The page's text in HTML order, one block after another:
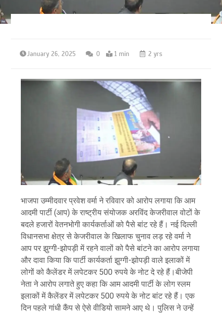
January 26, 2025 0 1 min 2 yrs
भाजपा उम्मीदवार प्रवेश वर्मा ने रविवार को आरोप लगाया कि आम
आदमी पार्टी (आप) के राष्ट्रीय संयोजक अरविंद केजरीवाल वोटों के
बदले हजारों वेतनभोगी कार्यकर्ताओं को पैसे बांट रहे हैं। नई दिल्ली
विधानसभा क्षेत्र से केजरीवाल के खिलाफ चुनाव लड़ रहे वर्मा ने
आप पर झुग्गी-झोपड़ी में रहने वालों को पैसे बांटने का आरोप लगाया
और दावा किया कि पार्टी कार्यकर्ता झुग्गी-झोपड़ी वाले इलाकों में
लोगों को कैलेंडर में लपेटकर 500 रुपये के नोट दे रहे हैं।बीजेपी
नेता ने आरोप लगाते हुए कहा कि आम आदमी पार्टी के लोग स्लम
इलाकों में कैलेंडर में लपेटकर 500 रुपये के नोट बांट रहे हैं। एक
दिन पहले गांधी कैंप से ऐसे वीडियो सामने आए थे। पुलिस ने उन्हें